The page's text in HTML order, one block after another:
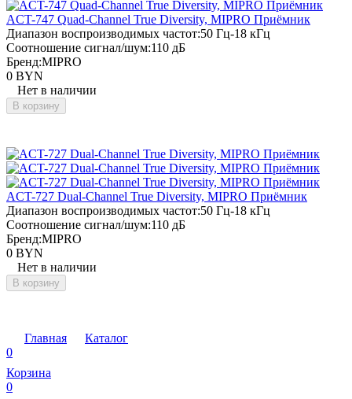
ACT-747 Quad-Channel True Diversity, MIPRO Приёмник
Диапазон воспроизводимых частот:50 Гц-18 кГц
Соотношение сигнал/шум:110 дБ
Бренд:MIPRO
0 BYN
Нет в наличии
В корзину
ACT-727 Dual-Channel True Diversity, MIPRO Приёмник
Диапазон воспроизводимых частот:50 Гц-18 кГц
Соотношение сигнал/шум:110 дБ
Бренд:MIPRO
0 BYN
Нет в наличии
В корзину
Главная
Каталог
0
Корзина
0